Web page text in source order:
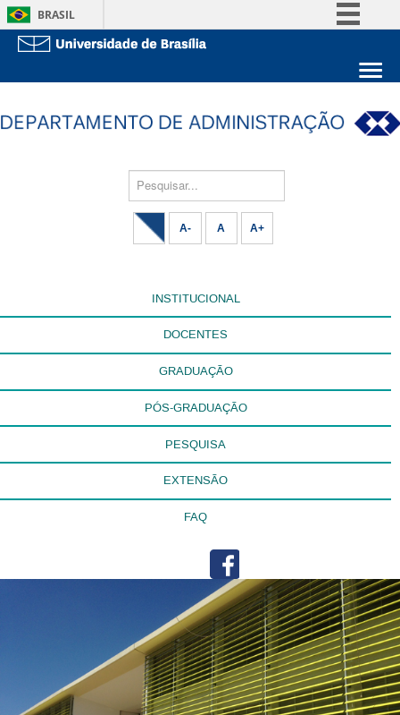
BRASIL
Acesso à informação
Unidades acadêmicas
Estude na UnB
Pesquisar...
A- A A+
INSTITUCIONAL
DOCENTES
GRADUAÇÃO
PÓS-GRADUAÇÃO
PESQUISA
EXTENSÃO
FAQ